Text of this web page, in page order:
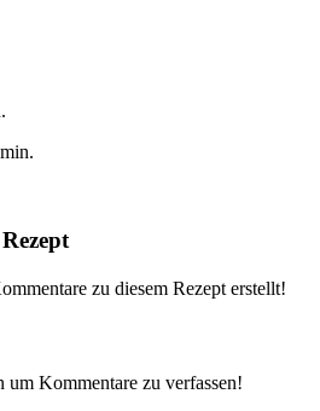
zu diesem Rezept erstellt!
um Kommentare zu verfassen!